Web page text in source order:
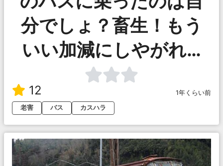
分でしょ？畜生！もう
いい加減にしやがれ…
12
1年くらい前
老害
バス カスハラ